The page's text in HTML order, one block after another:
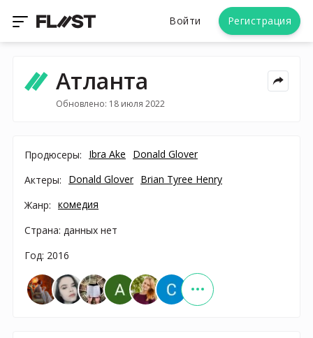
Войти Регистрация
Атланта
Обновлено: 18 июля 2022
Продюсеры: Ibra Ake
Donald Glover
Актеры:
Donald Glover Brian Tyree Henry
Жанр: комедия
Страна: данных нет
Год: 2016